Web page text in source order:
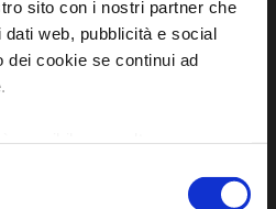
sito con i nostri partner che
web, pubblicità e social
dei cookie se continui ad
della Bassa Romagna